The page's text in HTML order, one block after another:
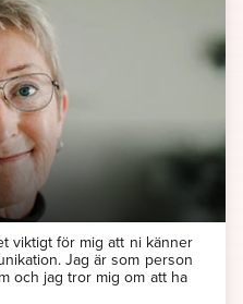
orden ibland kan kännas
mina vänner högt och jag
tillåter målar jag gärna
duken - en stilla
berättelser och avtryck.
- tillsammans skapar vi ett
viktigt för mig att ni känner
Jag är som person
och jag tror mig om att ha